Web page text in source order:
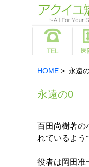
医
HOME > 永遠
永遠の0
百田尚樹著の
れているよう
役者は岡田准